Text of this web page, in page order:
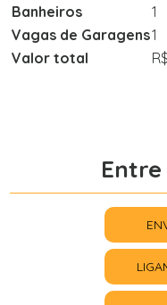
Banheiros
1
Vagas de Garagens1
Valor total